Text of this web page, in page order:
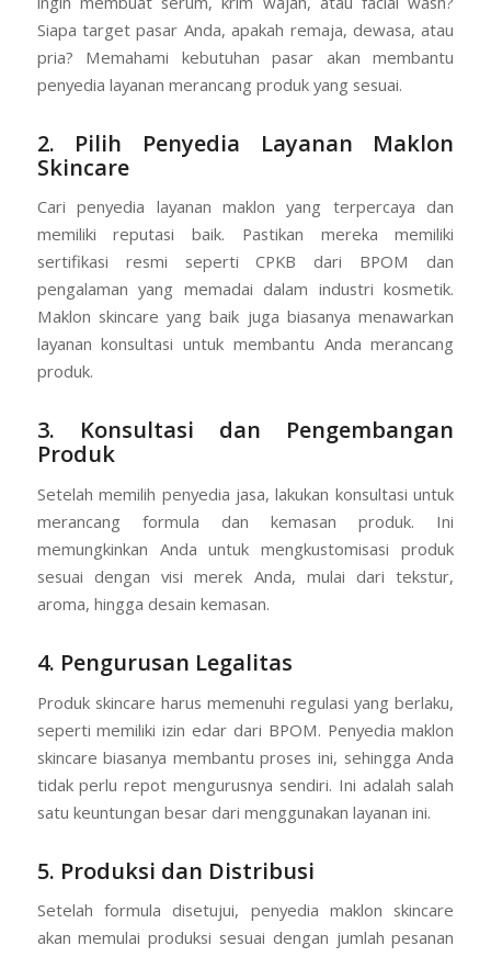
Siapa target pasar Anda, apakah remaja, dewasa, atau
pria? Memahami kebutuhan pasar akan membantu
penyedia layanan merancang produk yang sesuai.
2. Pilih Penyedia Layanan Maklon
Skincare
Cari penyedia layanan maklon yang terpercaya dan
memiliki reputasi baik. Pastikan mereka memiliki
sertifikasi resmi seperti CPKB dari BPOM dan
pengalaman yang memadai dalam industri kosmetik.
Maklon skincare yang baik juga biasanya menawarkan
layanan konsultasi untuk membantu Anda merancang
produk.
3. Konsultasi dan Pengembangan
Produk
Setelah memilih penyedia jasa, lakukan konsultasi untuk
merancang formula dan kemasan produk. Ini
memungkinkan Anda untuk mengkustomisasi produk
sesuai dengan visi merek Anda, mulai dari tekstur,
aroma, hingga desain kemasan.
4. Pengurusan Legalitas
Produk skincare harus memenuhi regulasi yang berlaku,
seperti memiliki izin edar dari BPOM. Penyedia maklon
skincare biasanya membantu proses ini, sehingga Anda
tidak perlu repot mengurusnya sendiri. Ini adalah salah
satu keuntungan besar dari menggunakan layanan ini.
5. Produksi dan Distribusi
Setelah formula disetujui, penyedia maklon skincare
akan memulai produksi sesuai dengan jumlah pesanan